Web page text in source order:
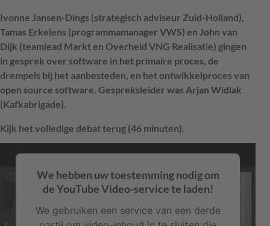
Ivonne Jansen-Dings (strategisch adviseur Zuid-Holland),
Tamas Erkelens (programmamanager VWS) en John van
Dijk (teamlead Markt en Overheid VNG Realisatie) gingen
in gesprek over software in het primaire proces, de
drempels bij het aanbesteden, en het ontwikkelproces van
open source software. Gespreksleider was Arjan Widlak
(Kafkabrigade).
Kijk het volledige debat terug (46 minuten).
We hebben uw toestemming nodig om
de YouTube Video-service te laden!
We gebruiken een service van een derde